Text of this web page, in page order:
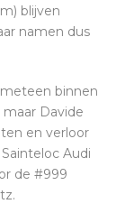
blijven
namen dus
binnen
Davide
en verloor
Audi
de #999